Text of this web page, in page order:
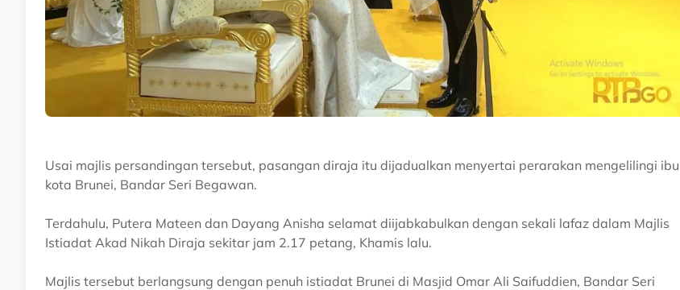
Usai majlis persandingan tersebut, pasangan diraja itu dijadualkan menyertai perarakan mengelilingi ibu
kota Brunei, Bandar Seri Begawan.
Terdahulu, Putera Mateen dan Dayang Anisha selamat diijabkabulkan dengan sekali lafaz dalam Majlis
Istiadat Akad Nikah Diraja sekitar jam 2.17 petang, Khamis lalu.
Majlis tersebut berlangsung dengan penuh istiadat Brunei di Masjid Omar Ali Saifuddien, Bandar Seri